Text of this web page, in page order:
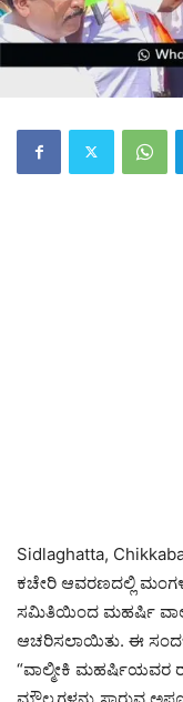
Sidlaghatta,
ಕಚೇರಿ ಆವರಣದಲ್ಲಿ
ಸಮಿತಿಯಿಂದ ಮಹರ್ಷಿ
ಆಚರಿಸಲಾಯಿತು. ಈ
“ವಾಲ್ಮೀಕಿ ಮಹರ್ಷಿಯವರ
ಮೌಲ್ಯಗಳನ್ನು ಸಾರುವ